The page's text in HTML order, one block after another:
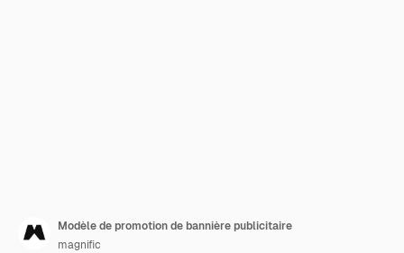
Modèle de promotion de bannière publicitaire
magnific